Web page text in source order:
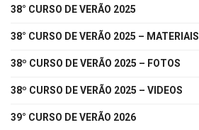
38° CURSO DE VERÃO 2025
38° CURSO DE VERÃO 2025 – MATERIAIS
38º CURSO DE VERÃO 2025 – FOTOS
38º CURSO DE VERÃO 2025 – VIDEOS
39° CURSO DE VERÃO 2026